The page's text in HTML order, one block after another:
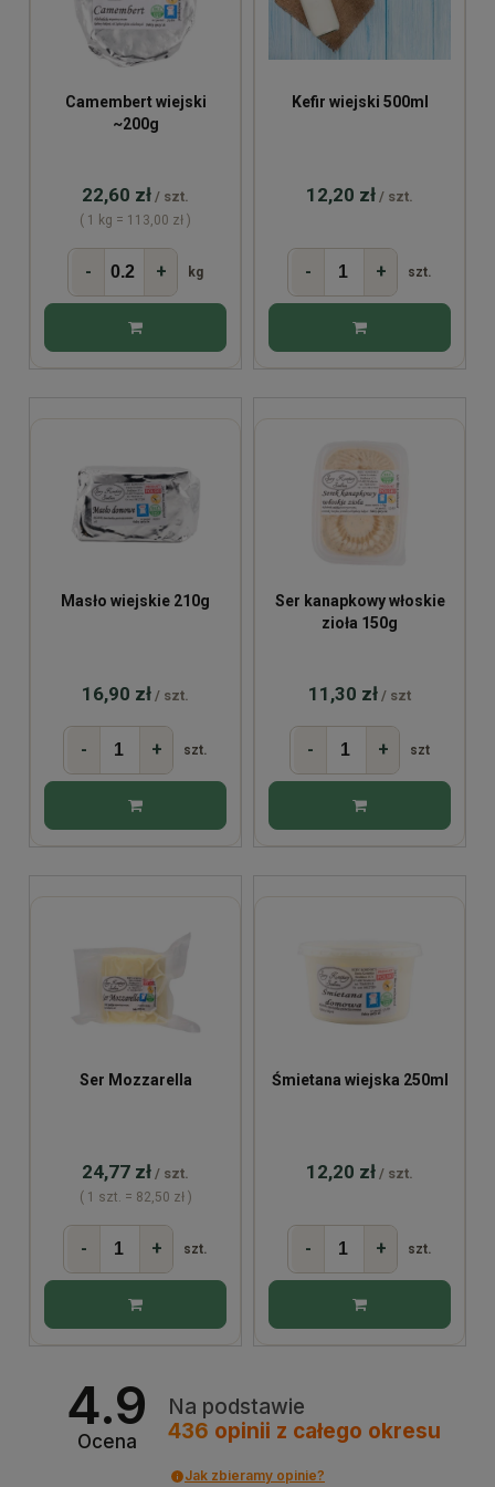
Camembert wiejski
~200g
22,60 zł / szt.
( 1 kg = 113,00 zł )
- + kg
Kefir wiejski 500ml
12,20 zł / szt.
- + szt.
Masło wiejskie 210g
16,90 zł / szt.
- + szt.
Ser kanapkowy włoskie
zioła 150g
11,30 zł / szt
- + szt
Ser Mozzarella
24,77 zł / szt.
( 1 szt. = 82,50 zł )
- + szt.
Śmietana wiejska 250ml
12,20 zł / szt.
- + szt.
4.9
Ocena
Na podstawie
436 opinii z całego okresu
Jak zbieramy opinie?